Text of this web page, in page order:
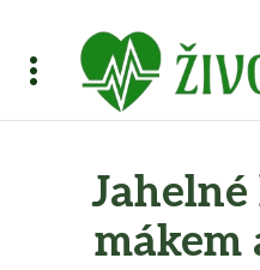
mákem